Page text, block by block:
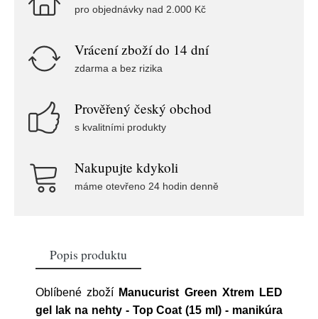
pro objednávky nad 2.000 Kč
Vrácení zboží do 14 dní
zdarma a bez rizika
Prověřený český obchod
s kvalitními produkty
Nakupujte kdykoli
máme otevřeno 24 hodin denně
Popis produktu
Oblíbené zboží Manucurist Green Xtrem LED
gel lak na nehty - Top Coat (15 ml) - manikúra